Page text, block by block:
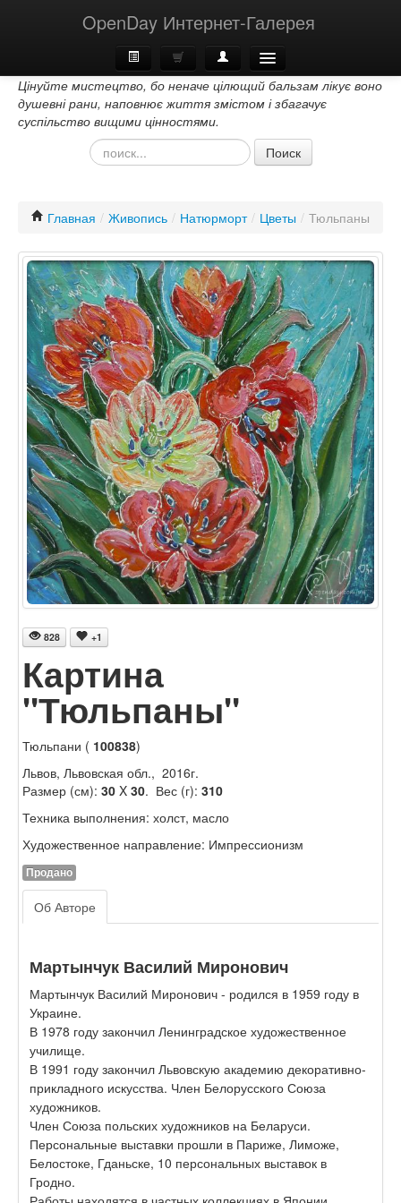
OpenDay Интернет-Галерея
Главная
О Нас
Цінуйте мистецтво, бо неначе цілющий бальзам лікує воно
душевні рани, наповнює життя змістом і збагачує
суспільство вищими цінностями.
Поиск
Главная / Живопись / Натюрморт / Цветы / Тюльпаны
828 +1
Картина
"Тюльпаны"
Тюльпани ( 100838)
Львов, Львовская обл., 2016г.
Размер (см): 30 X 30. Вес (г): 310
Техника выполнения: холст, масло
Художественное направление: Импрессионизм
Продано
Об Авторе
Мартынчук Василий Миронович
Мартынчук Василий Миронович - родился в 1959 году в
Украине.
В 1978 году закончил Ленинградское художественное
училище.
В 1991 году закончил Львовскую академию декоративно-
прикладного искусства. Член Белорусского Союза
художников.
Член Союза польских художников на Беларуси.
Персональные выставки прошли в Париже, Лиможе,
Белостоке, Гданьске, 10 персональных выставок в
Гродно.